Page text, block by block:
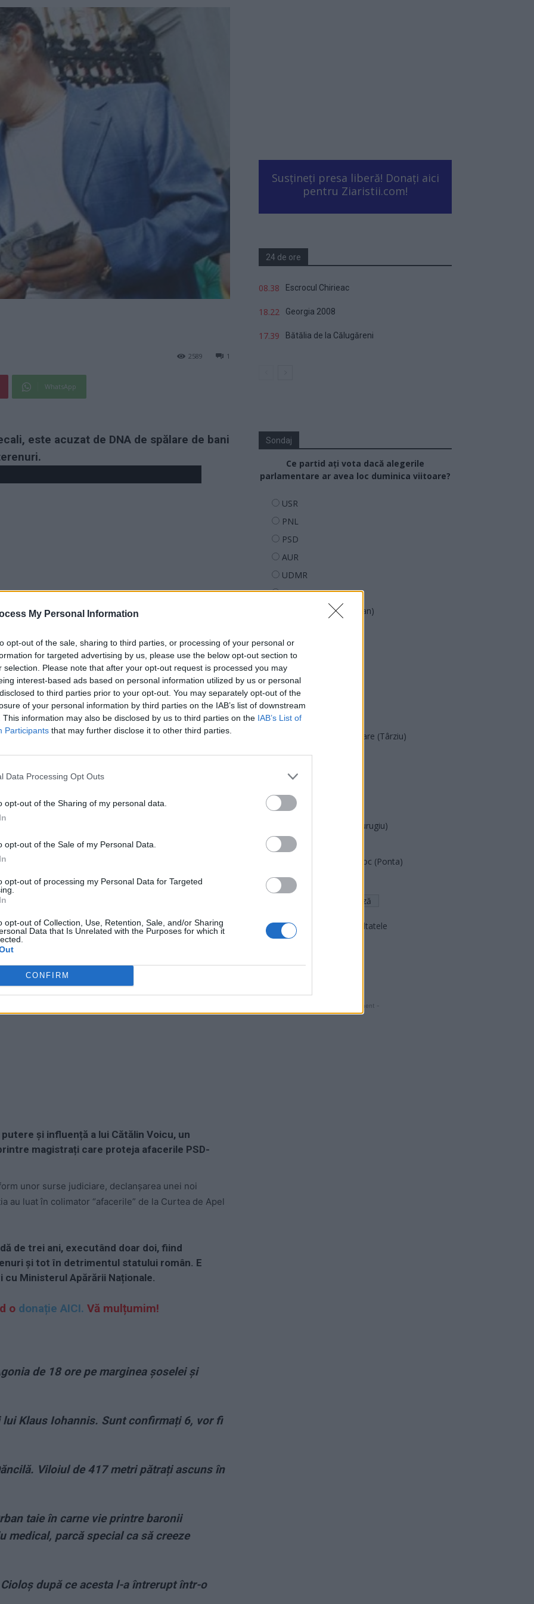
My Personal Information
opt-out of the sale, sharing to third parties, or processing of your personal or
for targeted advertising by us, please use the below opt-out section to
selection. Please note that after your opt-out request is processed you may
interest-based ads based on personal information utilized by us or personal
to third parties prior to your opt-out. You may separately opt-out of the
of your personal information by third parties on the IAB’s list of downstream
This information may also be disclosed by us to third parties on the IAB’s List of
Participants that may further disclose it to other third parties.
Data Processing Opt Outs
opt-out of the Sharing of my personal data.
opt-out of the Sale of my Personal Data.
opt-out of processing my Personal Data for Targeted
opt-out of Collection, Use, Retention, Sale, and/or Sharing
Data that Is Unrelated with the Purposes for which it
CONFIRM
1
2589
WhatsApp
este acuzat de DNA de spălare de bani
de hectare în comuna Voluntari. Apoi, acesta i l-a
de euro. Există suspiciuni că și această
de fapt proprietar al terenului.
Naționale pentru Restituirea Proprietăților
în urma unor evaluări și a depunerii unor acte în
și folosit abuziv de comuniști. ANRP a refuzat să
dat în judecată ANRP, iar în instanță au depus o
euro. Procesul s-a judecat “suspect de repede”, iar
curte controlată de Lia Savonea,
că iau decizii în “favoarea infractorilor”,
și influență a lui Cătălin Voicu, un
magistrați care proteja afacerile PSD-
unor surse judiciare, declanșarea unei noi
au luat în colimator “afacerile” de la Curtea de Apel
de trei ani, executând doar doi, fiind
și tot în detrimentul statului român. E
Ministerul Apărării Naționale.
o donație AICI. Vă mulțumim!
de 18 ore pe marginea șoselei și
Klaus Iohannis. Sunt confirmați 6, vor fi
Viloiul de 417 metri pătrați ascuns în
taie în carne vie printre baronii
medical, parcă special ca să creeze
după ce acesta l-a întrerupt într-o
Susțineți presa liberă! Donați aici
pentru Ziaristii.com!
24 de ore
08.38 Escrocul Chirieac
18.22 Georgia 2008
17.39 Bătălia de la Călugăreni
Sondaj
Ce partid ați vota dacă alegerile
parlamentare ar avea loc duminica viitoare?
USR
PNL
PSD
AUR
UDMR
PMP (Tomac)
Forța Dreptei (L. Orban)
REPER
SENS
SOS (Șoșoacă)
PACE (Peia)
Acțiunea Conservatoare (Târziu)
PDF (Lazarus)
PUSL (D. Voiculescu)
PNCR (Terheș)
Partidul Patrioților (Surugiu)
FAR (Coarnă)
România pe Primul Loc (Ponta)
Altul
Arată rezultatele
- Advertisment -